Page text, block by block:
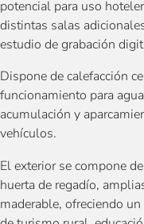
potencial para uso
distintas salas
estudio de grabación
Dispone de calefacción
funcionamiento para
acumulación y
vehículos.
El exterior se compone
huerta de regadío,
maderable, ofreciendo